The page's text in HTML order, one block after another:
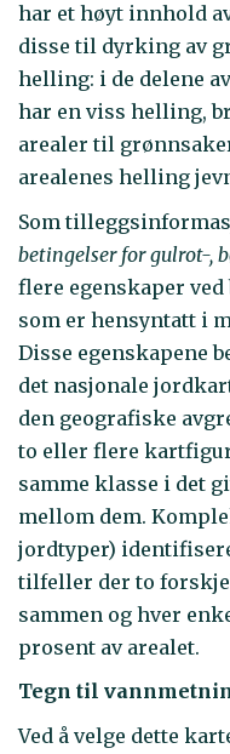
har et høyt innhold
disse til dyrking av
helling: i de delene
har en viss helling,
arealer til
arealenes helling
Som
betingelser for gulrot-,
flere egenskaper ved
som er hensyntatt i
Disse egenskapene
det nasjonale
den geografiske
to eller flere
samme klasse i det
mellom dem.
jordtyper)
tilfeller der to
sammen og hver
prosent av arealet.
Tegn til
Ved å velge dette